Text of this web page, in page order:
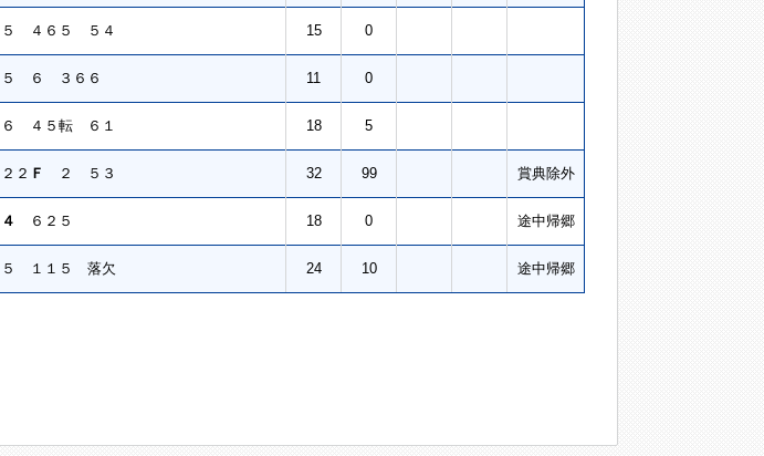
５ ４６５ ５４ 15 0
５ ６ ３６６ 11 0
６ ４５転 ６１ 18 5
２２ Ｆ ２ ５３ 32 99 賞典除外
４ ６２５ 18 0 途中帰郷
５ １１５ 落欠 24 10 途中帰郷